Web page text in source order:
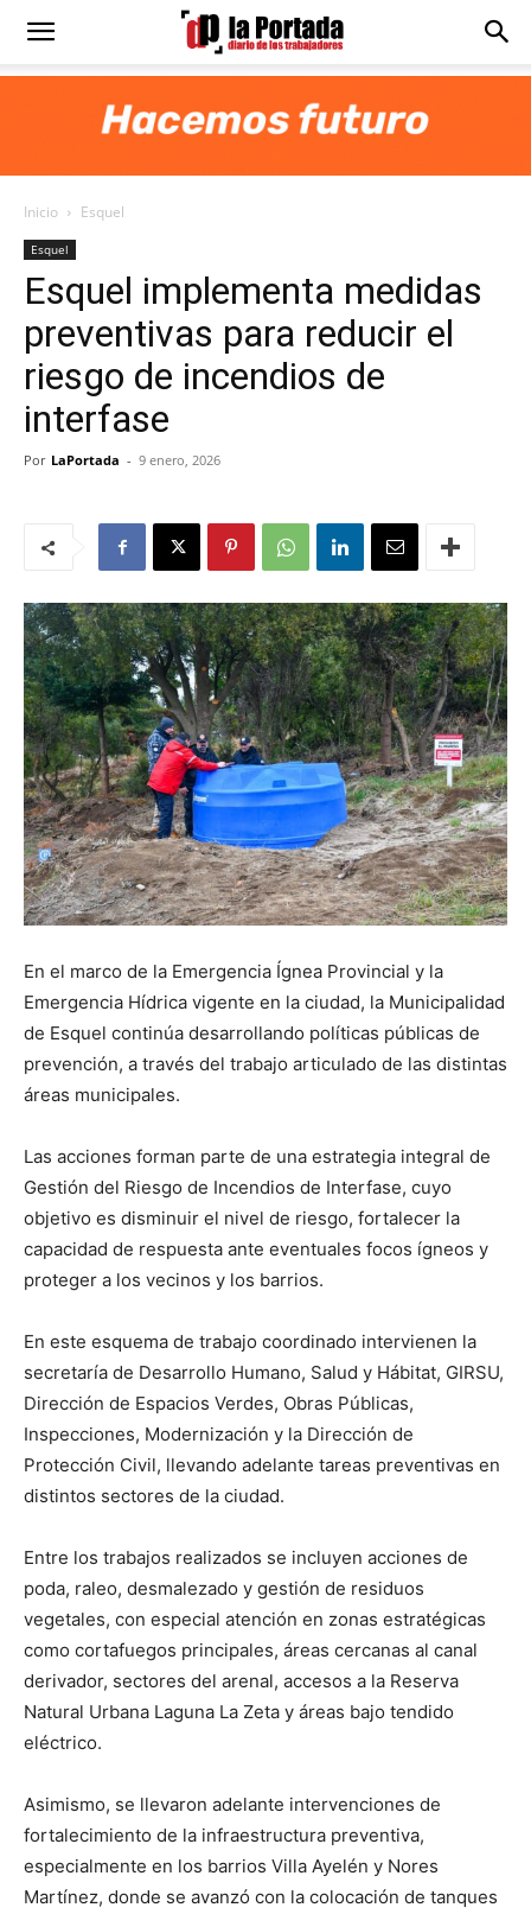
Diario
Portada
Inicio Esquel
Esquel
Esquel implementa medidas
preventivas para reducir el
riesgo de incendios de
interfase
Por LaPortada - 9 enero, 2026
En el marco de la Emergencia Ígnea Provincial y la
Emergencia Hídrica vigente en la ciudad, la Municipalidad
de Esquel continúa desarrollando políticas públicas de
prevención, a través del trabajo articulado de las distintas
áreas municipales.
Las acciones forman parte de una estrategia integral de
Gestión del Riesgo de Incendios de Interfase, cuyo
objetivo es disminuir el nivel de riesgo, fortalecer la
capacidad de respuesta ante eventuales focos ígneos y
proteger a los vecinos y los barrios.
En este esquema de trabajo coordinado intervienen la
secretaría de Desarrollo Humano, Salud y Hábitat, GIRSU,
Dirección de Espacios Verdes, Obras Públicas,
Inspecciones, Modernización y la Dirección de
Protección Civil, llevando adelante tareas preventivas en
distintos sectores de la ciudad.
Entre los trabajos realizados se incluyen acciones de
poda, raleo, desmalezado y gestión de residuos
vegetales, con especial atención en zonas estratégicas
como cortafuegos principales, áreas cercanas al canal
derivador, sectores del arenal, accesos a la Reserva
Natural Urbana Laguna La Zeta y áreas bajo tendido
eléctrico.
Asimismo, se llevaron adelante intervenciones de
fortalecimiento de la infraestructura preventiva,
especialmente en los barrios Villa Ayelén y Nores
Martínez, donde se avanzó con la colocación de tanques